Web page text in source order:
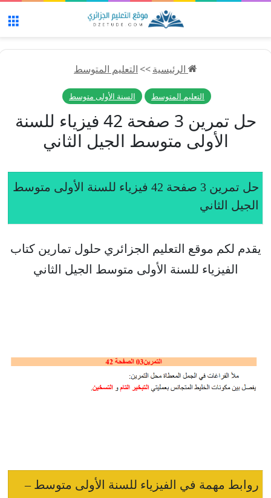
الرئيسية>>التعليم المتوسط
التعليم المتوسط السنة الأولى متوسط
حل تمرين 3 صفحة 42 فيزياء للسنة
الأولى متوسط الجيل الثاني
حل تمرين 3 صفحة 42 فيزياء للسنة الأولى متوسط
الجيل الثاني
يقدم لكم موقع التعليم الجزائري حلول تمارين كتاب
الفيزياء للسنة الأولى متوسط الجيل الثاني
روابط مهمة في الفيزياء للسنة الأولى متوسط –